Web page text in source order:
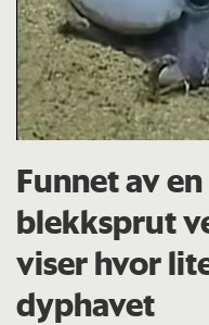
Funnet av
blekksprut
viser hvor
dyphavet